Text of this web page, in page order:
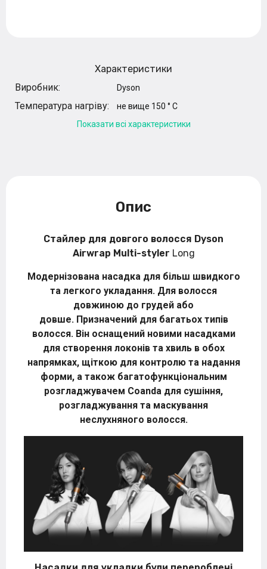
Характеристики
Виробник:
Dyson
Температура нагріву:
не вище 150 ° C
Показати всі характеристики
Опис
Стайлер для довгого волосся Dyson
Airwrap Multi-styler Long
Модернізована насадка для більш швидкого
та легкого укладання. Для волосся
довжиною до грудей або
довше. Призначений для багатьох типів
волосся. Він оснащений новими насадками
для створення локонів та хвиль в обох
напрямках, щіткою для контролю та надання
форми, а також багатофункціональним
розгладжувачем Coanda для сушіння,
розгладжування та маскування
неслухняного волосся.